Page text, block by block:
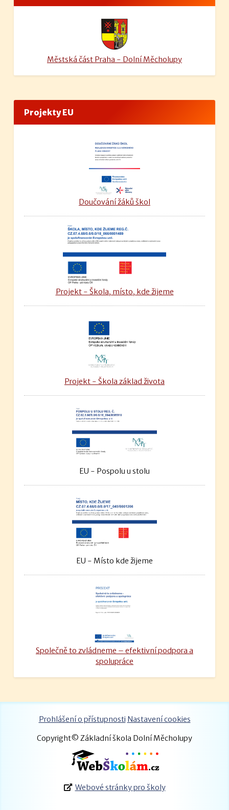
Městská část Praha - Dolní Měcholupy
Projekty EU
Doučování žáků škol
Projekt - Škola, místo, kde žijeme
Projekt - Škola základ života
EU - Pospolu u stolu
EU - Místo kde žijeme
Společně to zvládneme – efektivní podpora a
spolupráce
Prohlášení o přístupnosti Nastavení cookies
Copyright© Základní škola Dolní Měcholupy
Webové stránky pro školy